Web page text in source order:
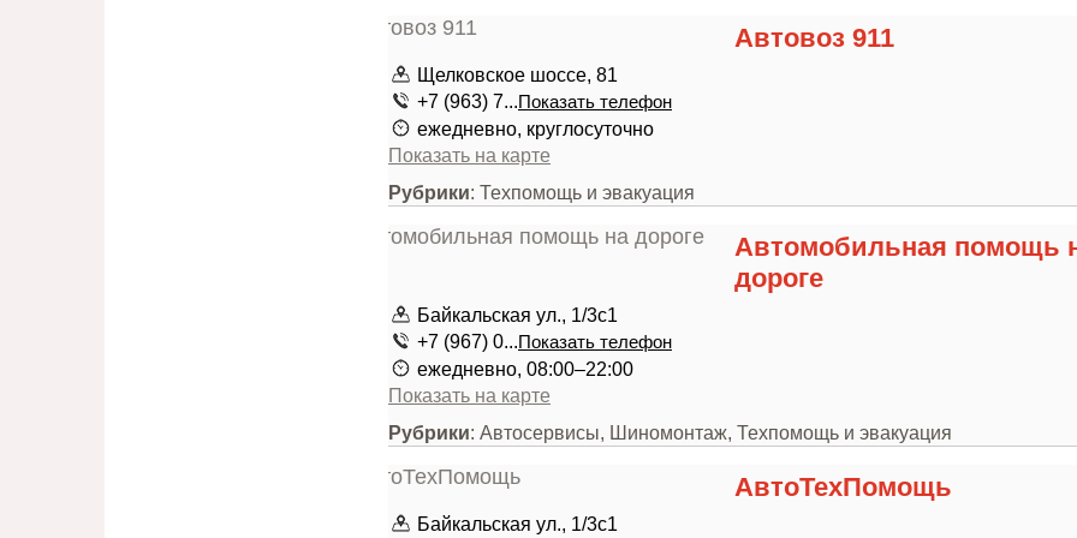
Автовоз 911
Щелковское шоссе, 81
+7 (963) 7...Показать телефон
ежедневно, круглосуточно
Показать на карте
Рубрики: Техпомощь и эвакуация
Автомобильная помощь
дороге
Байкальская ул., 1/3с1
+7 (967) 0...Показать телефон
ежедневно, 08:00–22:00
Показать на карте
Рубрики: Автосервисы, Шиномонтаж, Техпомощь и эвакуация
АвтоТехПомощь
Байкальская ул., 1/3с1